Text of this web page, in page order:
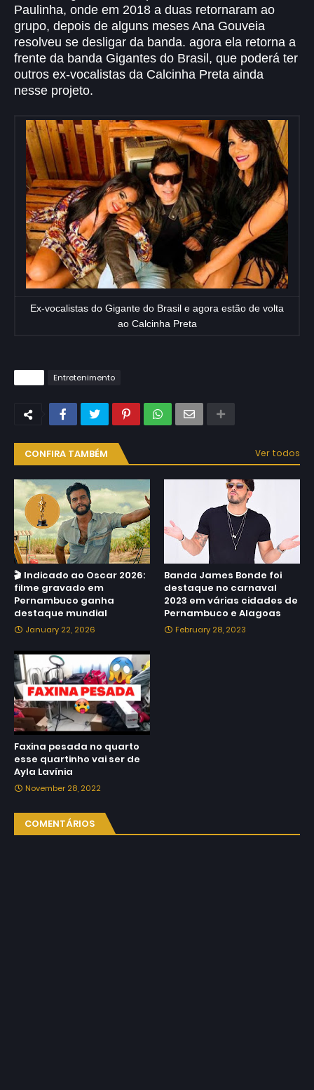
Paulinha, onde em 2018 a duas retornaram ao
grupo, depois de alguns meses Ana Gouveia
resolveu se desligar da banda. agora ela retorna a
frente da banda Gigantes do Brasil, que poderá ter
outros ex-vocalistas da Calcinha Preta ainda
nesse projeto.
Ex-vocalistas do Gigante do Brasil e agora estão de volta
ao Calcinha Preta
Entretenimento
CONFIRA TAMBÉM Ver todos
🎬 Indicado ao Oscar 2026:
filme gravado em
Pernambuco ganha
destaque mundial
January 22, 2026
Banda James Bonde foi
destaque no carnaval
2023 em várias cidades de
Pernambuco e Alagoas
February 28, 2023
Faxina pesada no quarto
esse quartinho vai ser de
Ayla Lavínia
November 28, 2022
COMENTÁRIOS